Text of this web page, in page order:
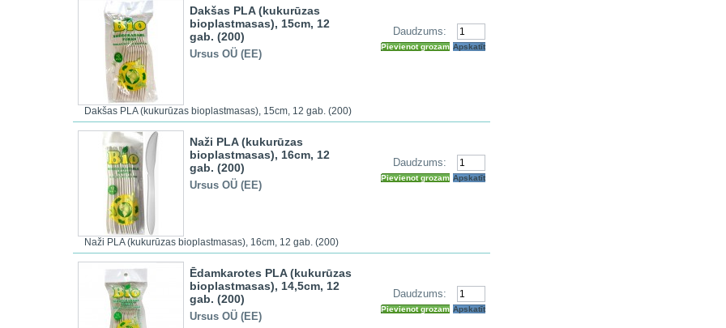
Dakšas PLA (kukurūzas
bioplastmasas), 15cm, 12
gab. (200)
Ursus OÜ (EE)
Dakšas PLA (kukurūzas bioplastmasas), 15cm, 12 gab. (200)
Daudzums:
Pievienot grozam Apskatīt
Naži PLA (kukurūzas
bioplastmasas), 16cm, 12
gab. (200)
Ursus OÜ (EE)
Naži PLA (kukurūzas bioplastmasas), 16cm, 12 gab. (200)
Daudzums:
Pievienot grozam Apskatīt
Ēdamkarotes PLA (kukurūzas
bioplastmasas), 14,5cm, 12
gab. (200)
Ursus OÜ (EE)
Daudzums:
Pievienot grozam Apskatīt